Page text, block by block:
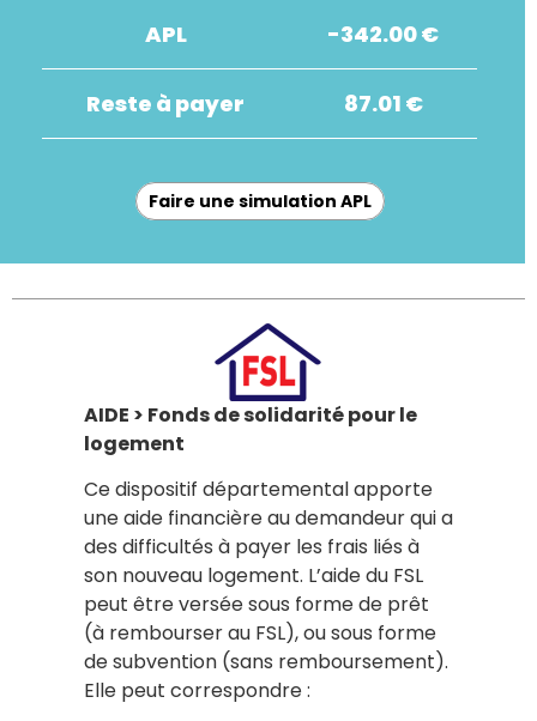
APL -342.00 €
Reste à payer 87.01 €
Faire une simulation APL
AIDE > Fonds de solidarité pour le
logement
Ce dispositif départemental apporte
une aide financière au demandeur qui a
des difficultés à payer les frais liés à
son nouveau logement. L’aide du FSL
peut être versée sous forme de prêt
(à rembourser au FSL), ou sous forme
de subvention (sans remboursement).
Elle peut correspondre :